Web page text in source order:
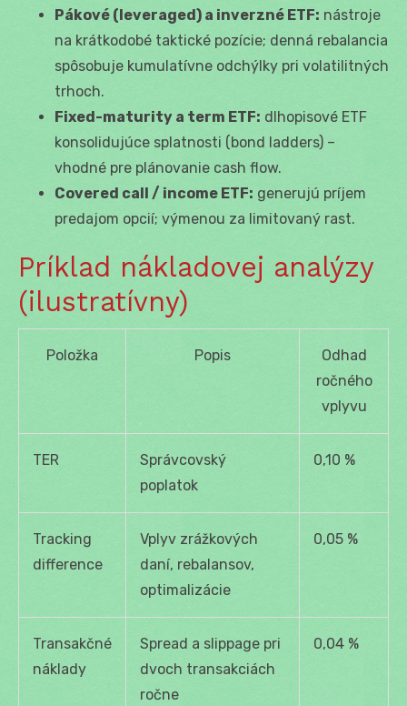
Pákové (leveraged) a inverzné ETF: nástroje
na krátkodobé taktické pozície; denná rebalancia
spôsobuje kumulatívne odchýlky pri volatilitných
trhoch.
Fixed-maturity a term ETF: dlhopisové ETF
konsolidujúce splatnosti (bond ladders) –
vhodné pre plánovanie cash flow.
Covered call / income ETF: generujú príjem
predajom opcií; výmenou za limitovaný rast.
Príklad nákladovej analýzy
(ilustratívny)
Položka Popis
Odhad
ročného
vplyvu
TER
Správcovský
poplatok
0,10 %
Tracking
difference
Vplyv zrážkových
daní, rebalansov,
optimalizácie
0,05 %
Transakčné
náklady
Spread a slippage pri
dvoch transakciách
ročne
0,04 %